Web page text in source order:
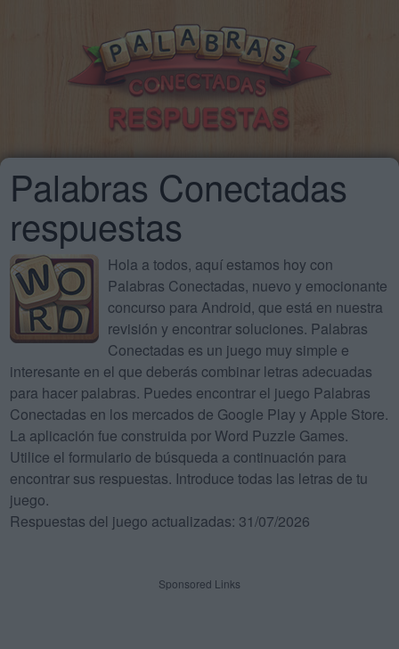
Palabras Conectadas
respuestas
Hola a todos, aquí estamos hoy con
Palabras Conectadas, nuevo y emocionante
concurso para Android, que está en nuestra
revisión y encontrar soluciones. Palabras
Conectadas es un juego muy simple e
interesante en el que deberás combinar letras adecuadas
para hacer palabras. Puedes encontrar el juego Palabras
Conectadas en los mercados de Google Play y Apple Store.
La aplicación fue construida por Word Puzzle Games.
Utilice el formulario de búsqueda a continuación para
encontrar sus respuestas. Introduce todas las letras de tu
juego.
Respuestas del juego actualizadas: 31/07/2026
Sponsored Links